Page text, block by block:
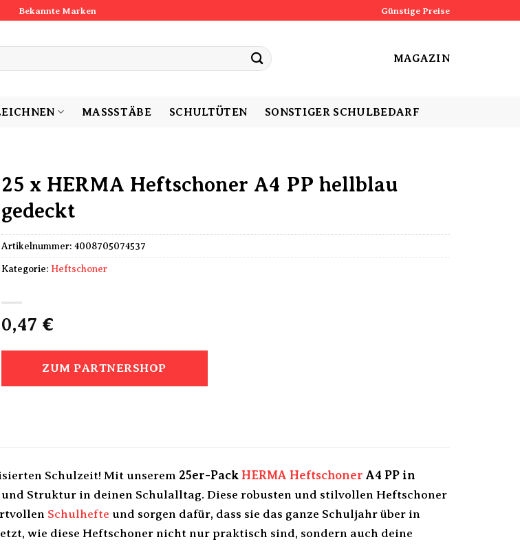
Bekannte Marken Günstige Preise
MAGAZIN
MASSSTÄBE SCHULTÜTEN SONSTIGER SCHULBEDARF
25 x HERMA Heftschoner A4 PP hellblau
gedeckt
0,47 €
ZUM PARTNERSHOP
Artikelnummer: 4008705074537
Kategorie: Heftschoner
Schulzeit! Mit unserem 25er-Pack HERMA Heftschoner A4 PP in
Struktur in deinen Schulalltag. Diese robusten und stilvollen Heftschoner
Schulhefte und sorgen dafür, dass sie das ganze Schuljahr über in
wie diese Heftschoner nicht nur praktisch sind, sondern auch deine